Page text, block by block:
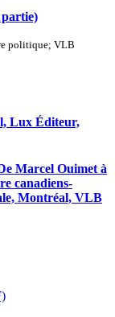
partie)
politique; VLB
Lux Éditeur,
Marcel Ouimet à
canadiens-
Montréal, VLB